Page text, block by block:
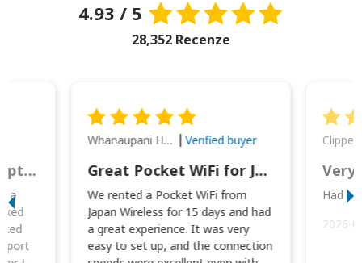
4.93 / 5
28,352 Recenze
This was wonderful option to a family of four. Everything worked smoothly.
a
Whanaupani Henry Joseph Macown Verified buyer
Great Pocket WiFi for Japan Travel
We rented a Pocket WiFi from
Japan Wireless for 15 days and had
a great experience. It was very
easy to set up, and the connection
Very
Had
2026-